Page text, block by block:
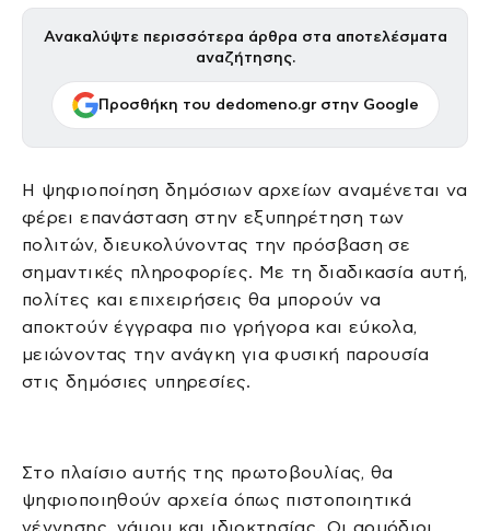
Ανακαλύψτε περισσότερα άρθρα στα αποτελέσματα
αναζήτησης.
Προσθήκη του dedomeno.gr στην Google
Η ψηφιοποίηση δημόσιων αρχείων αναμένεται να
φέρει επανάσταση στην εξυπηρέτηση των
πολιτών, διευκολύνοντας την πρόσβαση σε
σημαντικές πληροφορίες. Με τη διαδικασία αυτή,
πολίτες και επιχειρήσεις θα μπορούν να
αποκτούν έγγραφα πιο γρήγορα και εύκολα,
μειώνοντας την ανάγκη για φυσική παρουσία
στις δημόσιες υπηρεσίες.
Στο πλαίσιο αυτής της πρωτοβουλίας, θα
ψηφιοποιηθούν αρχεία όπως πιστοποιητικά